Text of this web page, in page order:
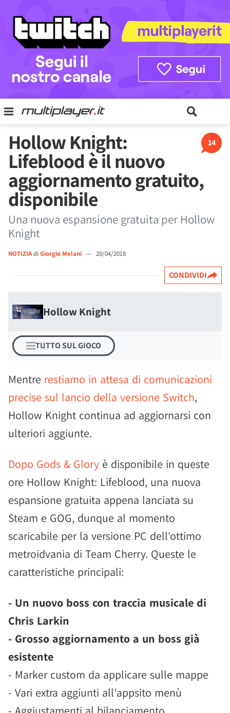
14
Hollow Knight:
Lifeblood è il nuovo
aggiornamento gratuito,
disponibile
Una nuova espansione gratuita per Hollow
Knight
NOTIZIAdi Giorgio Melani — 20/04/2018
CONDIVIDI
Hollow Knight
TUTTO SUL GIOCO
Mentre restiamo in attesa di comunicazioni
precise sul lancio della versione Switch,
Hollow Knight continua ad aggiornarsi con
ulteriori aggiunte.
Dopo Gods & Glory è disponibile in queste
ore Hollow Knight: Lifeblood, una nuova
espansione gratuita appena lanciata su
Steam e GOG, dunque al momento
scaricabile per la versione PC dell'ottimo
metroidvania di Team Cherry. Queste le
caratteristiche principali:
- Un nuovo boss con traccia musicale di
Chris Larkin
- Grosso aggiornamento a un boss già
esistente
- Marker custom da applicare sulle mappe
- Vari extra aggiunti all'appsito menù